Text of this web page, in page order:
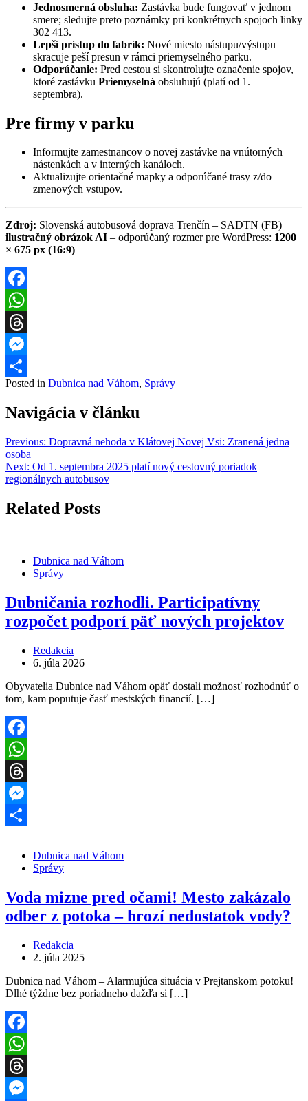
Jednosmerná obsluha: Zastávka bude fungovať v jednom
smere; sledujte preto poznámky pri konkrétnych spojoch linky
302 413.
Lepší prístup do fabrík: Nové miesto nástupu/výstupu
skracuje peší presun v rámci priemyselného parku.
Odporúčanie: Pred cestou si skontrolujte označenie spojov,
ktoré zastávku Priemyselná obsluhujú (platí od 1.
septembra).
Pre firmy v parku
Informujte zamestnancov o novej zastávke na vnútorných
nástenkách a v interných kanáloch.
Aktualizujte orientačné mapky a odporúčané trasy z/do
zmenových vstupov.
Zdroj: Slovenská autobusová doprava Trenčín – SADTN (FB)
ilustračný obrázok AI – odporúčaný rozmer pre WordPress: 1200
× 675 px (16:9)
Facebook
WhatsApp
Threads
Messenger
Share
Posted in Dubnica nad Váhom, Správy
Navigácia v článku
Previous: Dopravná nehoda v Klátovej Novej Vsi: Zranená jedna
osoba
Next: Od 1. septembra 2025 platí nový cestovný poriadok
regionálnych autobusov
Related Posts
Dubnica nad Váhom
Správy
Dubničania rozhodli. Participatívny
rozpočet podporí päť nových projektov
Redakcia
6. júla 2026
Obyvatelia Dubnice nad Váhom opäť dostali možnosť rozhodnúť o
tom, kam poputuje časť mestských financií. […]
Facebook
WhatsApp
Threads
Messenger
Dubnica nad Váhom
Správy
Voda mizne pred očami! Mesto zakázalo
odber z potoka – hrozí nedostatok vody?
Redakcia
2. júla 2025
Dubnica nad Váhom – Alarmujúca situácia v Prejtanskom potoku!
Dlhé týždne bez poriadneho dažďa si […]
Facebook
WhatsApp
Threads